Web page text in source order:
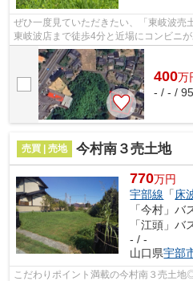
ぜひ一度見ていただきたい、「東岐波売
東岐波店まで徒歩4分と近場にコンビニ
を受けないので、自分で1から間取りを...
400万
- / - /
売買 | 売地 今村南３売土地
770万円
宇部線 「床
「今村」
「江頭」
- / -
山口県宇部
こだわりポイント満載の今村南３売土